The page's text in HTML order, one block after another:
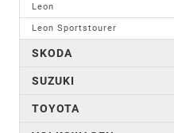
Leon
Leon Sportstourer
SKODA
SUZUKI
TOYOTA